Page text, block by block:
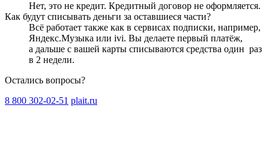
Нет, это не кредит. Кредитный договор не оформляется.
Как будут списывать деньги за оставшиеся части?
Всё работает также как в сервисах подписки, например,
Яндекс.Музыка или ivi. Вы делаете первый платёж,
а дальше с вашей карты списываются средства один раз
в 2 недели.
Остались вопросы?
8 800 302-02-51 plait.ru